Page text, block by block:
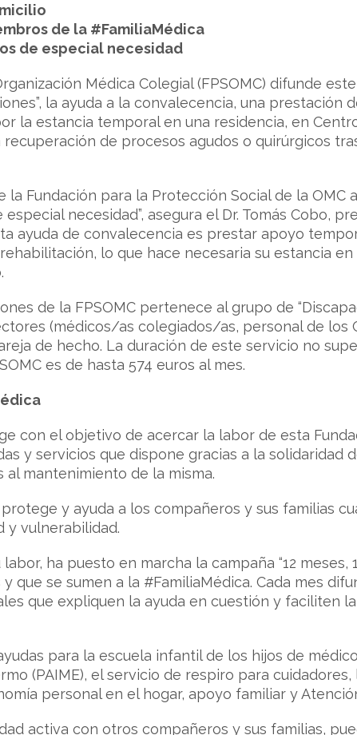
de la #FamiliaMédica
de especial necesidad
Médica Colegial (FPSOMC) difunde
la ayuda a la convalecencia, una prestación
la estancia temporal en una residencia, en
de procesos agudos o quirúrgicos
la Fundación para la Protección Social de la OMC
necesidad”, asegura el Dr. Tomás Cobo,
ayuda de convalecencia es prestar apoyo
lo que hace necesaria su estancia en
de la FPSOMC pertenece al grupo de
(médicos/as colegiados/as, personal de los
de hecho. La duración de este servicio no
es de hasta 574 euros al mes.
con el objetivo de acercar la labor de esta
y servicios que dispone gracias a la solidaridad
mantenimiento de la misma.
y ayuda a los compañeros y sus familias
y vulnerabilidad.
ha puesto en marcha la campaña “12 meses,
se sumen a la #FamiliaMédica. Cada mes
que expliquen la ayuda en cuestión y faciliten
para la escuela infantil de los hijos de
(PAIME), el servicio de respiro para
personal en el hogar, apoyo familiar y
activa con otros compañeros y sus familias,